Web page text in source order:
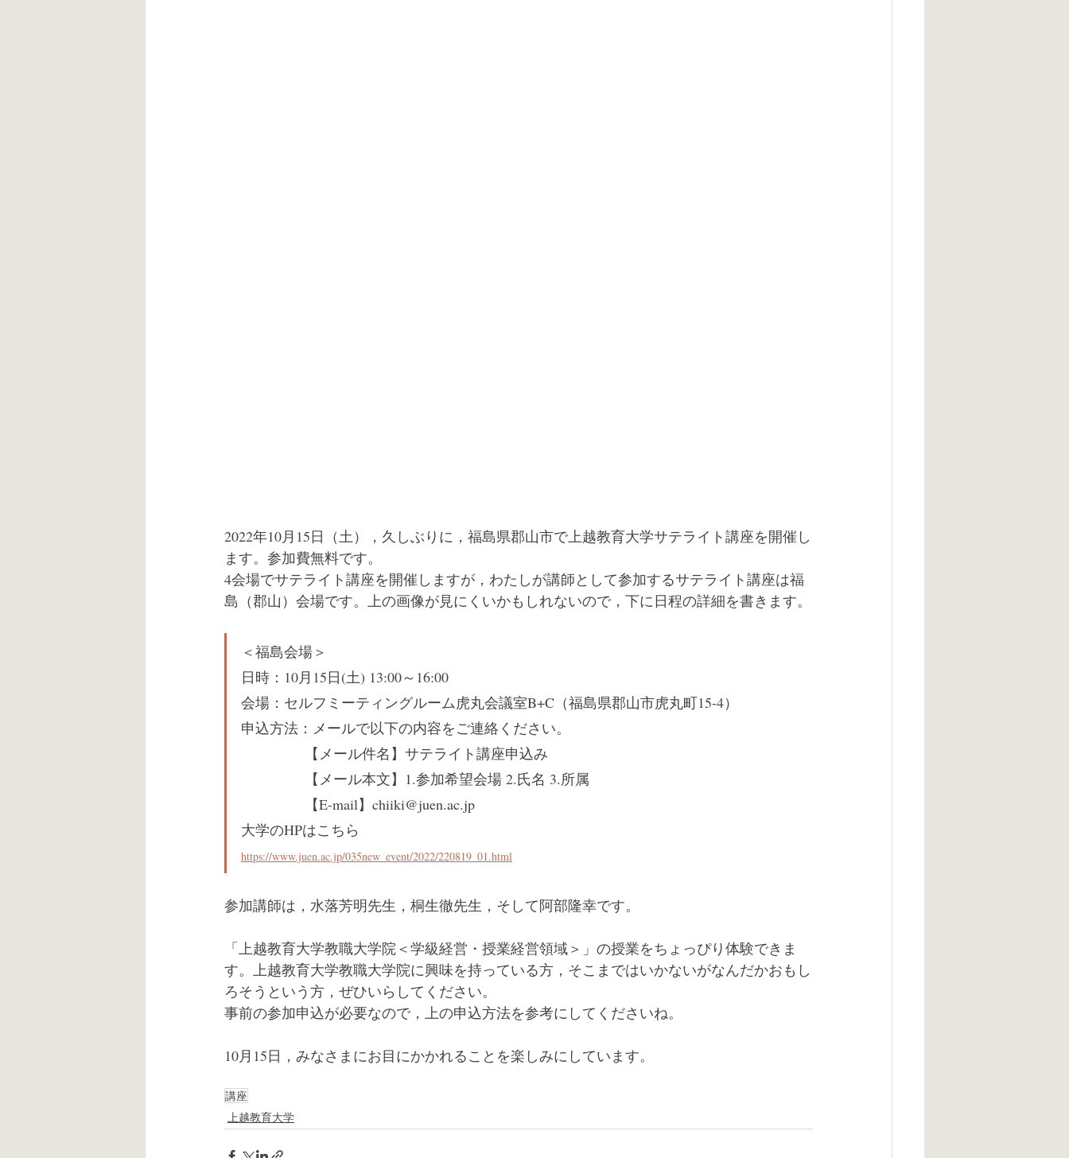
2022年10月15日（土），久しぶりに，福島県郡山市で上越教育大学サテライト講座を開催し
ます。参加費無料です。
4会場でサテライト講座を開催しますが，わたしが講師として参加するサテライト講座は福
島（郡山）会場です。上の画像が見にくいかもしれないので，下に日程の詳細を書きます。
＜福島会場＞
日時：10月15日(土) 13:00～16:00
会場：セルフミーティングルーム虎丸会議室B+C（福島県郡山市虎丸町15-4）
申込方法：メールで以下の内容をご連絡ください。
【メール件名】サテライト講座申込み
【メール本文】1.参加希望会場 2.氏名 3.所属
【E-mail】chiiki@juen.ac.jp
大学のHPはこちら
https://www.juen.ac.jp/035new_event/2022/220819_01.html
参加講師は，水落芳明先生，桐生徹先生，そして阿部隆幸です。
「上越教育大学教職大学院＜学級経営・授業経営領域＞」の授業をちょっぴり体験できま
す。上越教育大学教職大学院に興味を持っている方，そこまではいかないがなんだかおもし
ろそうという方，ぜひいらしてください。
事前の参加申込が必要なので，上の申込方法を参考にしてくださいね。
10月15日，みなさまにお目にかかれることを楽しみにしています。
講座
上越教育大学